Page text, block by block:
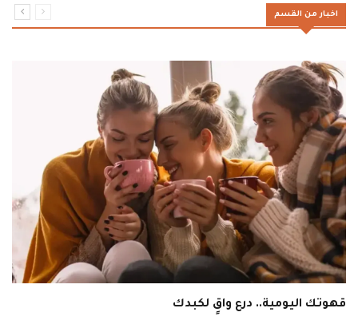
اخبار من القسم
قهوتك اليومية.. درع واقٍ لكبدك